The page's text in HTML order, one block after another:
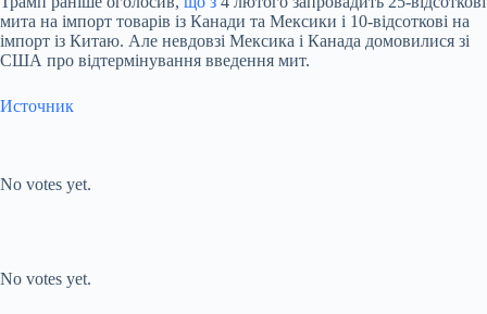
мита на імпорт товарів із Канади та Мексики і 10-відсоткові на
імпорт із Китаю. Але невдовзі Мексика і Канада домовилися зі
США про відтермінування введення мит.
Источник
No votes yet.
No votes yet.